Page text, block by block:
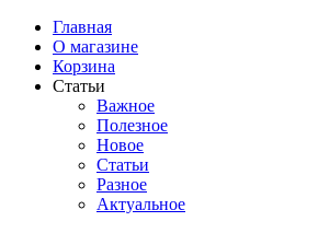
Главная
О магазине
Корзина
Статьи
Важное
Полезное
Новое
Статьи
Разное
Актуальное